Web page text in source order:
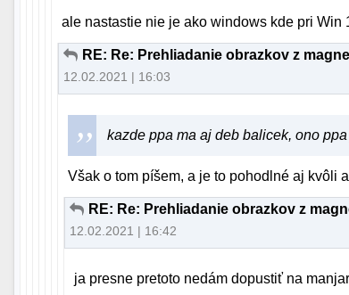
ale nastastie nie je ako windows kde pri Win
RE: Re: Prehliadanie obrazkov z
12.02.2021 | 16:03
kazde ppa ma aj deb balicek, ono
Však o tom píšem, a je to pohodlné aj kvôli
RE: Re: Prehliadanie obrazkov z
12.02.2021 | 16:42
ja presne pretoto nedám dopustiť na